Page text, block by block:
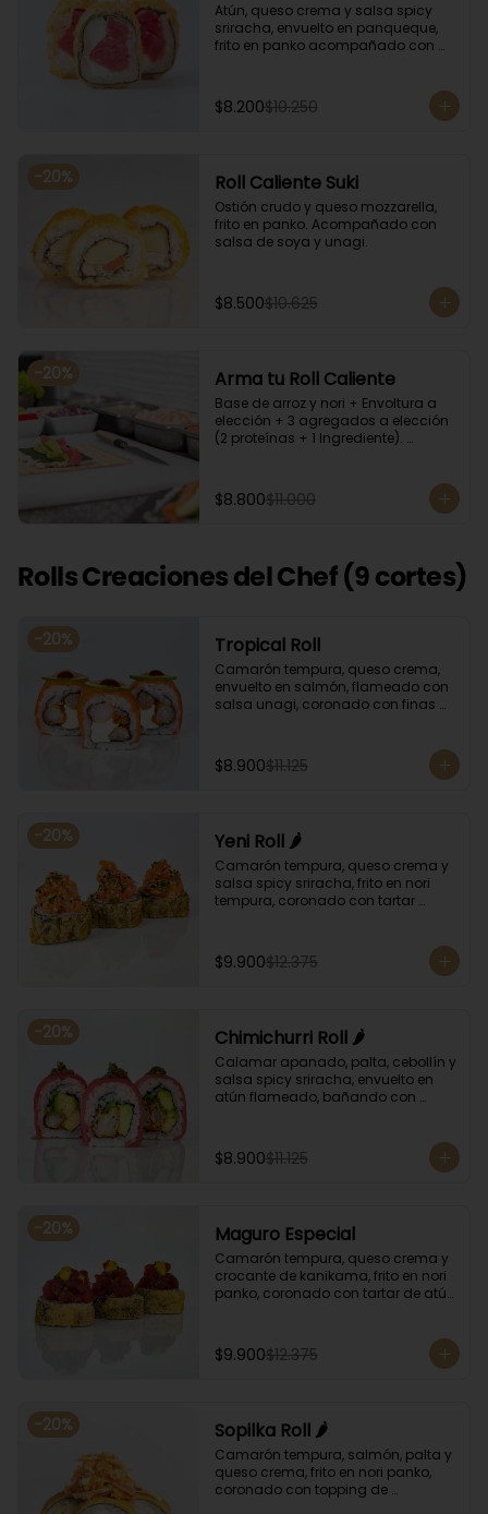
Atún, queso crema y salsa spicy
sriracha, envuelto en panqueque,
frito en panko acompañado con
$8.200$10.250
-20% Roll Caliente Suki
Ostión crudo y queso mozzarella,
frito en panko. Acompañado con
salsa de soya y unagi.
$8.500$10.625
-20% Arma tu Roll Caliente
Base de arroz y nori + Envoltura a
elección + 3 agregados a elección
(2 proteínas + 1 Ingrediente).
$8.800$11.000
Rolls Creaciones del Chef (9 cortes)
-20% Tropical Roll
Camarón tempura, queso crema,
envuelto en salmón, flameado con
salsa unagi, coronado con finas
$8.900$11.125
-20% Yeni Roll 🌶️
Camarón tempura, queso crema y
salsa spicy sriracha, frito en nori
tempura, coronado con tartar
$9.900$12.375
-20% Chimichurri Roll 🌶️
Calamar apanado, palta, cebollín y
salsa spicy sriracha, envuelto en
atún flameado, bañando con
$8.900$11.125
-20% Maguro Especial
Camarón tempura, queso crema y
crocante de kanikama, frito en nori
panko, coronado con tartar de atún
$9.900$12.375
-20% Sopilka Roll 🌶️
Camarón tempura, salmón, palta y
queso crema, frito en nori panko,
coronado con topping de